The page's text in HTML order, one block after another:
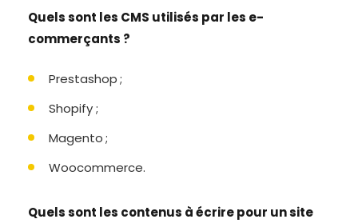
Quels sont les CMS utilisés par les e-
commerçants ?
Prestashop ;
Shopify ;
Magento ;
Woocommerce.
Quels sont les contenus à écrire pour un site